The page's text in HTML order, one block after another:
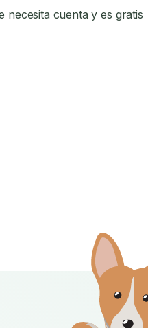
necesita cuenta y es gratis